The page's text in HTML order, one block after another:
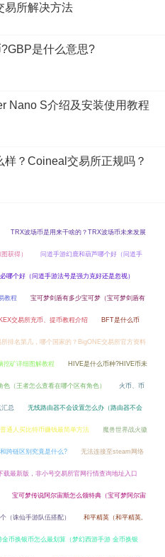
易所解决方法
是什么意思?
Nano S介绍及安装使用教程
样？Coineal交易所正规吗？
TRX波场币是用来干啥的？TRX波场币未来发展
获得） 问道手游幻鹿和葫芦哪个好（问道手
哪个好（问道手游法号是强力克好还是忽视）
教程 宝可梦剑盾有多少宝可梦（宝可梦剑盾有
交易所充币、提币教程介绍 BFT是什么币
所排名第几，哪个国家的？BigONE交易所官方资料
挖矿详细图解教程 HIVE是什么币种?HIVE币未
（王者怎么查看在哪个区有角色） 火币、币
汇总 无线路由器不会设置怎么办（路由器不会
通人买比特币赚钱最简单方法 魔兽世界战火徽
跨链区别究竟是什么? 无法连接至steam网络
载最新版，非小号交易所官网行情查询地址入口
宝可梦传说阿尔宙斯怎么领特典（宝可梦阿尔宙
（诛仙手游队伍搭配） 和平精英（和平精英,
金币换银币怎么最划算（梦幻西游手游 金币换银